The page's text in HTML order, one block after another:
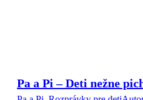
Pa a Pi – Deti nežne